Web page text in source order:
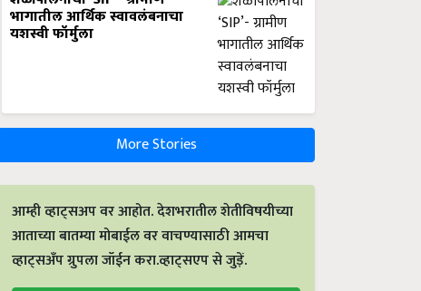
भागातील आर्थिक स्वावलंबनाचा
यशस्वी फॉर्मुला
More Stories
आम्ही व्हाट्सअप वर आहोत. देशभरातील शेतीविषयीच्या
आताच्या बातम्या मोबाईल वर वाचण्यासाठी आमचा
व्हाट्सअँप ग्रुपला जॉईन करा.व्हाट्सएप से जुड़ें.